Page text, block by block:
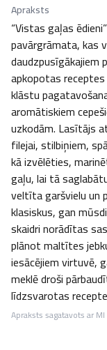
Apraksts
“Vistas gaļas
pavārgrāmata, kas
apkopotas
klāstu
aromātiskiem
uzkodām. Lasītājs
filejai, stilbiņiem,
kā izvēlēties,
gaļu, lai tā
veltīta garšvielu un
klasiskus, gan
skaidri norādītas
plānot maltītes
iesācējiem virtuvē,
meklē droši
līdzsvarotas
Apraksts sagatavots ar